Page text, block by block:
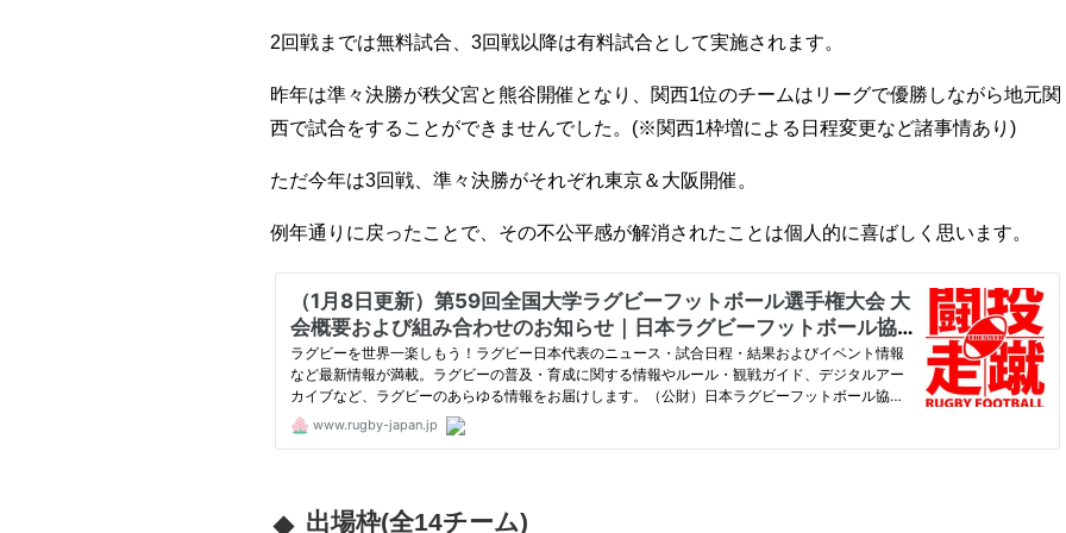
2回戦までは無料試合、3回戦以降は有料試合として実施されます。
昨年は準々決勝が秩父宮と熊谷開催となり、関西1位のチームはリーグで優勝しながら地元関
西で試合をすることができませんでした。(※関西1枠増による日程変更など諸事情あり)
ただ今年は3回戦、準々決勝がそれぞれ東京＆大阪開催。
例年通りに戻ったことで、その不公平感が解消されたことは個人的に喜ばしく思います。
出場枠(全14チーム)